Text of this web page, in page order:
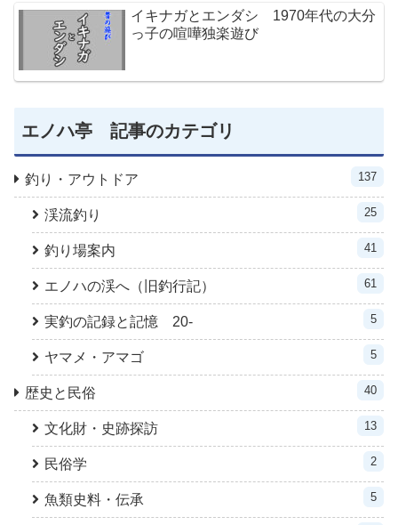
イキナガとエンダシ 1970年代の大分
っ子の喧嘩独楽遊び
エノハ亭 記事のカテゴリ
釣り・アウトドア 137
渓流釣り 25
釣り場案内 41
エノハの渓へ（旧釣行記） 61
実釣の記録と記憶 20- 5
ヤマメ・アマゴ 5
歴史と民俗 40
文化財・史跡探訪 13
民俗学 2
魚類史料・伝承 5